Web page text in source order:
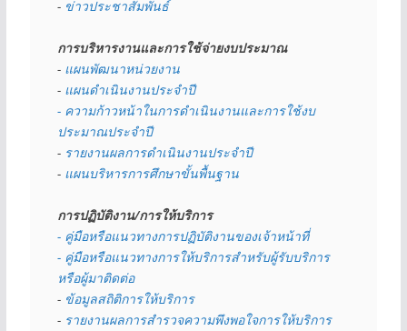
- ข่าวประชาสัมพันธ์
การบริหารงานและการใช้จ่ายงบประมาณ
- แผนพัฒนาหน่วยงาน
- แผนดำเนินงานประจำปี
- ความก้าวหน้าในการดำเนินงานและการใช้งบ
ประมาณประจำปี
- รายงานผลการดำเนินงานประจำปี
- แผนบริหารการศึกษาขั้นพื้นฐาน
การปฏิบัติงาน/การให้บริการ
- คู่มือหรือแนวทางการปฏิบัติงานของเจ้าหน้าที่
- คู่มือหรือแนวทางการให้บริการสำหรับผู้รับบริการ
หรือผู้มาติดต่อ
- ข้อมูลสถิติการให้บริการ
- รายงานผลการสำรวจความพึงพอใจการให้บริการ